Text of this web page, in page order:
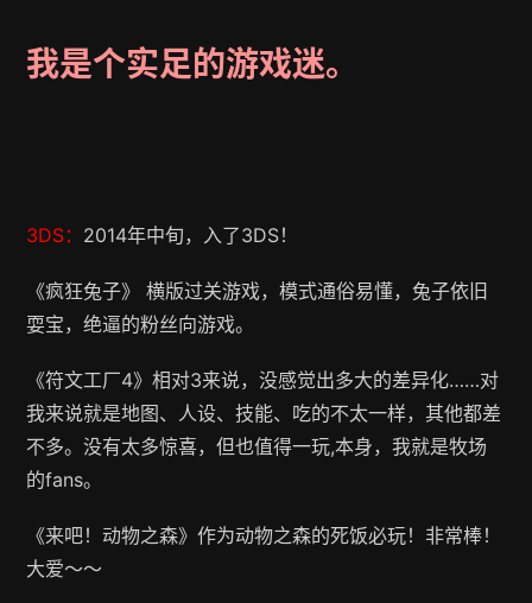
我是个实足的游戏迷。
3DS： 2014年中旬，入了3DS！
《疯狂兔子》 横版过关游戏，模式通俗易懂，兔子依旧
耍宝，绝逼的粉丝向游戏。
《符文工厂4》相对3来说，没感觉出多大的差异化……对
我来说就是地图、人设、技能、吃的不太一样，其他都差
不多。没有太多惊喜，但也值得一玩,本身，我就是牧场
的fans。
《来吧！动物之森》作为动物之森的死饭必玩！非常棒！
大爱～～